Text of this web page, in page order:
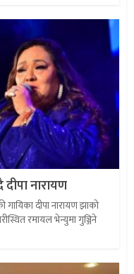
दीपा नारायण
दीपा नारायण झाको
रमायल भेन्युमा गुञ्जिने